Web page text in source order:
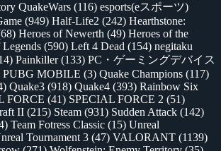
QuakeWars (116) esports(eスポーツ)
(949) Half-Life2 (242) Hearthstone:
Heroes of Newerth (49) Heroes of the
(590) Left 4 Dead (154) negitaku
Painkiller(133) PC・ゲーミングデバイス
PUBG MOBILE (3) Quake Champions (117)
Quake3 (918) Quake4 (393) Rainbow Six
FORCE (41) SPECIAL FORCE 2 (51)
II (215) Steam (931) Sudden Attack (142)
Team Fotress Classic (15) Unreal
Tournament 3 (47) VALORANT (1139)